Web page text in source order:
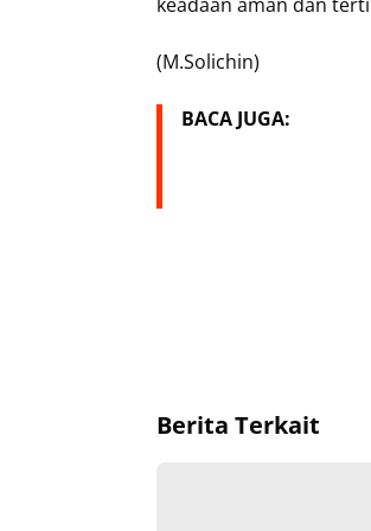
(M.Solichin)
BACA JUGA:
Berita Terkait